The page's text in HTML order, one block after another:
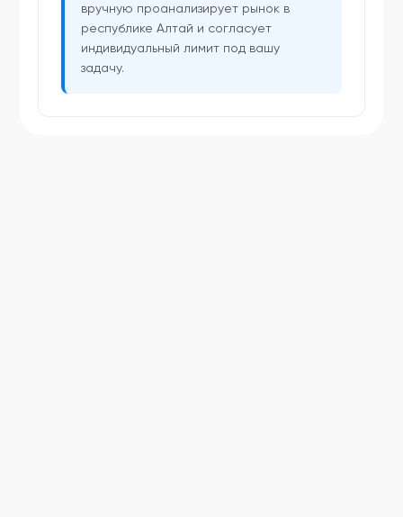
вручную проанализирует рынок в
республике Алтай и согласует
индивидуальный лимит под вашу
задачу.